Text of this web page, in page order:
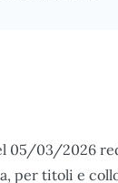
05/03/2026
per titoli e